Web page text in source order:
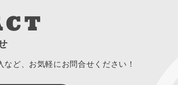
ど、 お気軽にお問合せください！